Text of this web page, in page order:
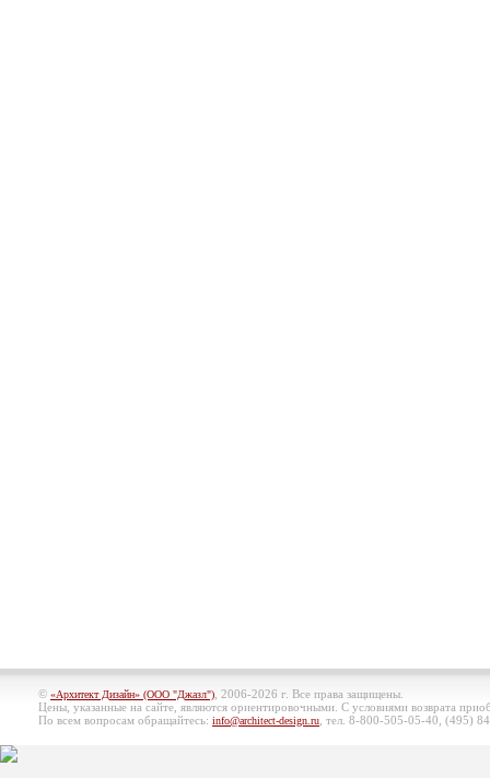
© «Архитект Дизайн» (ООО "Джазл") , 2006-2026 г. Все права защищены.
Цены, указанные на сайте, являются ориентировочными. С условиями возврата
По всем вопросам обращайтесь: info@architect-design.ru , тел. 8-800-505-05-40, (495)